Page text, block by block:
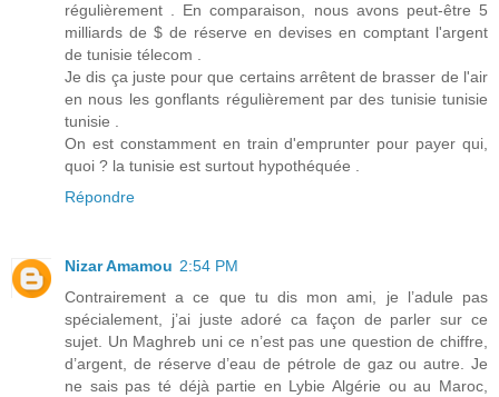
régulièrement . En comparaison, nous avons peut-être 5
milliards de $ de réserve en devises en comptant l'argent
de tunisie télecom .
Je dis ça juste pour que certains arrêtent de brasser de l'air
en nous les gonflants régulièrement par des tunisie tunisie
tunisie .
On est constamment en train d'emprunter pour payer qui,
quoi ? la tunisie est surtout hypothéquée .
Répondre
Nizar Amamou 2:54 PM
Contrairement a ce que tu dis mon ami, je l’adule pas
spécialement, j’ai juste adoré ca façon de parler sur ce
sujet. Un Maghreb uni ce n’est pas une question de chiffre,
d’argent, de réserve d’eau de pétrole de gaz ou autre. Je
ne sais pas té déjà partie en Lybie Algérie ou au Maroc,